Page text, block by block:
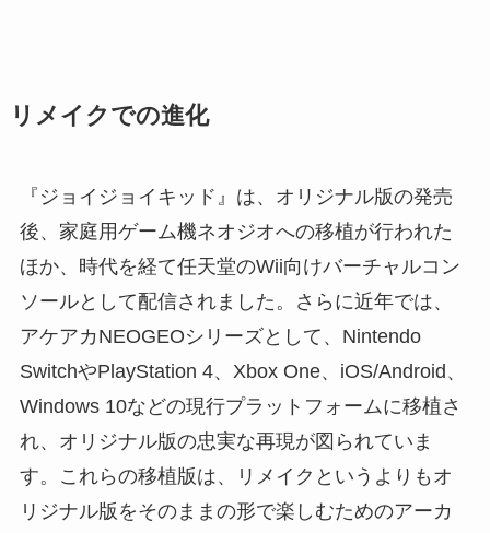
リメイクでの進化
『ジョイジョイキッド』は、オリジナル版の発売
後、家庭用ゲーム機ネオジオへの移植が行われた
ほか、時代を経て任天堂のWii向けバーチャルコン
ソールとして配信されました。さらに近年では、
アケアカNEOGEOシリーズとして、Nintendo
SwitchやPlayStation 4、Xbox One、iOS/Android、
Windows 10などの現行プラットフォームに移植さ
れ、オリジナル版の忠実な再現が図られていま
す。これらの移植版は、リメイクというよりもオ
リジナル版をそのままの形で楽しむためのアーカ